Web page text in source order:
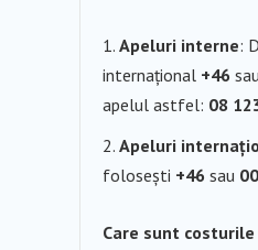
Apeluri interne:
internațional +46
apelul astfel: 08
Apeluri
folosești +46 sau
Care sunt